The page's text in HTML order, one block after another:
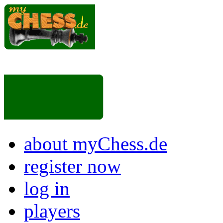
about myChess.de
register now
log in
players